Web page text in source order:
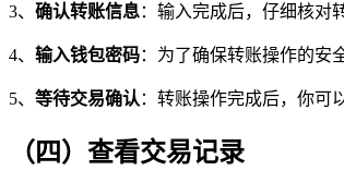
3、 确认转账信息：输入完成后，仔细核对
4、 输入钱包密码：为了确保转账操作的安
5、 等待交易确认 ：转账操作完成后，你可
（四）查看交易记录